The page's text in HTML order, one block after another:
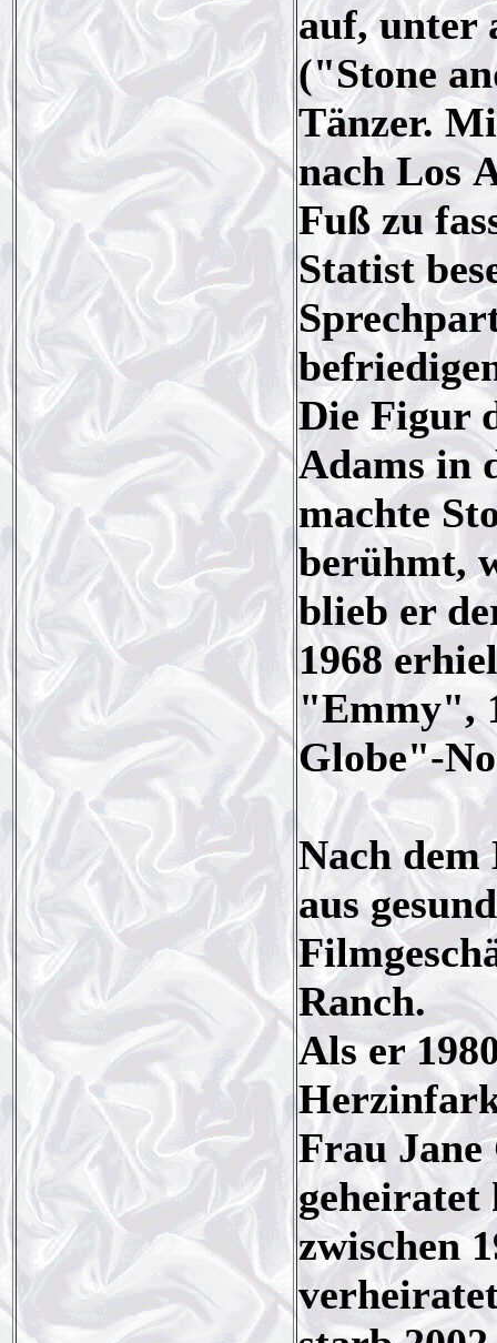
auf, unter
("Stone
Tänzer.
nach Los
Fuß zu
Statist
Die Figur
Adams in
machte
berühmt,
blieb er
1968
"Emmy",
Globe"-
Nach dem
aus
Ranch.
Als er
Frau Jane
geheiratet
zwischen